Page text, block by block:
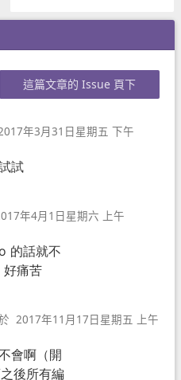
這篇文章的 Issue 頁下
年3月31日星期五 下午
試
年4月1日星期六 上午
的話就不
好痛苦
2017年11月17日星期五 上午
會啊（開
後所有編